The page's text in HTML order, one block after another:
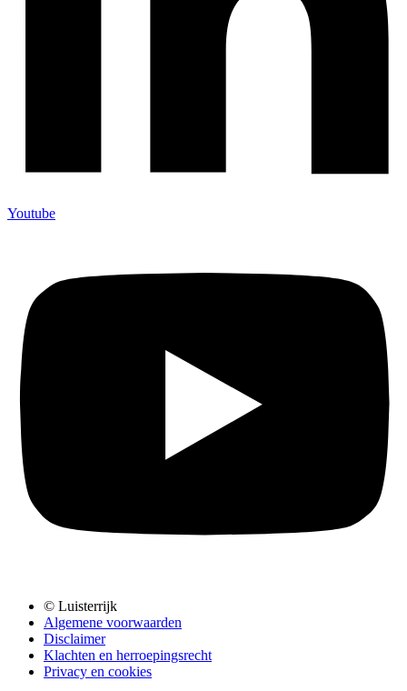
Youtube
© Luisterrijk
Algemene voorwaarden
Disclaimer
Klachten en herroepingsrecht
Privacy en cookies